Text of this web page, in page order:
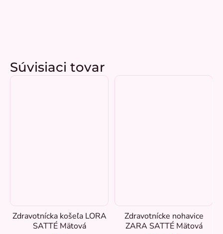
Súvisiaci tovar
Zdravotnícka košeľa LORA
SATTÉ Mätová
Zdravotnícke nohavice
ZARA SATTÉ Mätová